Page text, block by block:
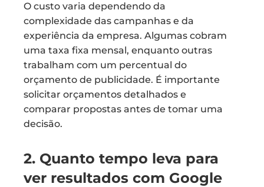
O custo varia dependendo da
complexidade das campanhas e da
experiência da empresa. Algumas cobram
uma taxa fixa mensal, enquanto outras
trabalham com um percentual do
orçamento de publicidade. É importante
solicitar orçamentos detalhados e
comparar propostas antes de tomar uma
decisão.
2. Quanto tempo leva para
ver resultados com Google